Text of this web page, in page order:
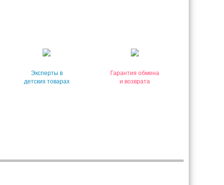
Эксперты в
детских товарах
Гарантия обмена
и возврата